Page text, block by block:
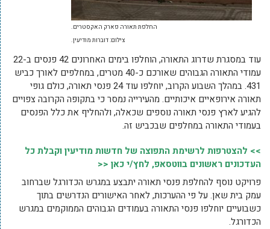
החלפת תאורה פארק האקסטרים.
צילום: דוברות מודיעין.
עוד במסגרת שדרוג התאורה, הוחלפו בימים האחרונים 42 פנסים ב-22
עמודי התאורה הגבוהים שאורכם כ-40 מטרים, במחלפים לאורך כביש
431. במהלך השבוע הקרוב, יוחלפו עוד 24 פנסי תאורה, כולם גופי
תאורה אירופאיים איכותיים. מהעירייה נמסר כי בתקופה הקרובה צפויים
להגיע לארץ פנסי תאורה נוספים שכאלה, ולהחליף את כלל הפנסים
בעמודי התאורה במחלפים שבכביש זה.
>> להצטרפות לרשימת התפוצה של חדשות מודיעין וקבלת כל
העדכונים ראשונים בווטסאפ, לחץ/י כאן <<
פרויקט נוסף להחלפת פנסי תאורה יתבצע במגרש הכדורגל שברחוב
עמק בית שאן. על פי ההערכות, לאחר האישורים הנדרשים בתוך
כשבועיים יוחלפו פנסי התאורה בעמודים הגבוהים הממוקמים במגרש
הכדורגל.